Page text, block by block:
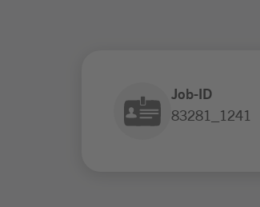
Job-ID
83281_1241